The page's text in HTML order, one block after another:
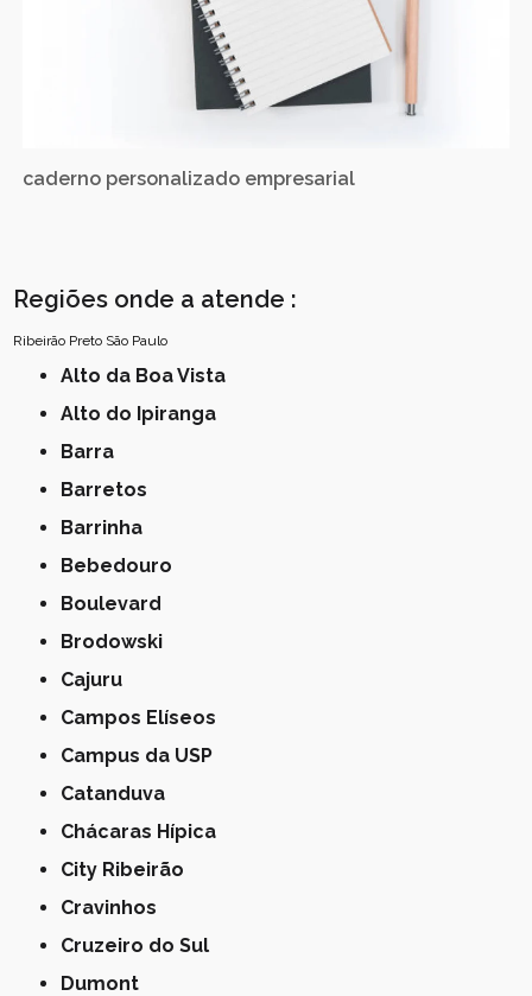
caderno personalizado empresarial
Regiões onde a atende :
Ribeirão Preto São Paulo
Alto da Boa Vista
Alto do Ipiranga
Barra
Barretos
Barrinha
Bebedouro
Boulevard
Brodowski
Cajuru
Campos Elíseos
Campus da USP
Catanduva
Chácaras Hípica
City Ribeirão
Cravinhos
Cruzeiro do Sul
Dumont